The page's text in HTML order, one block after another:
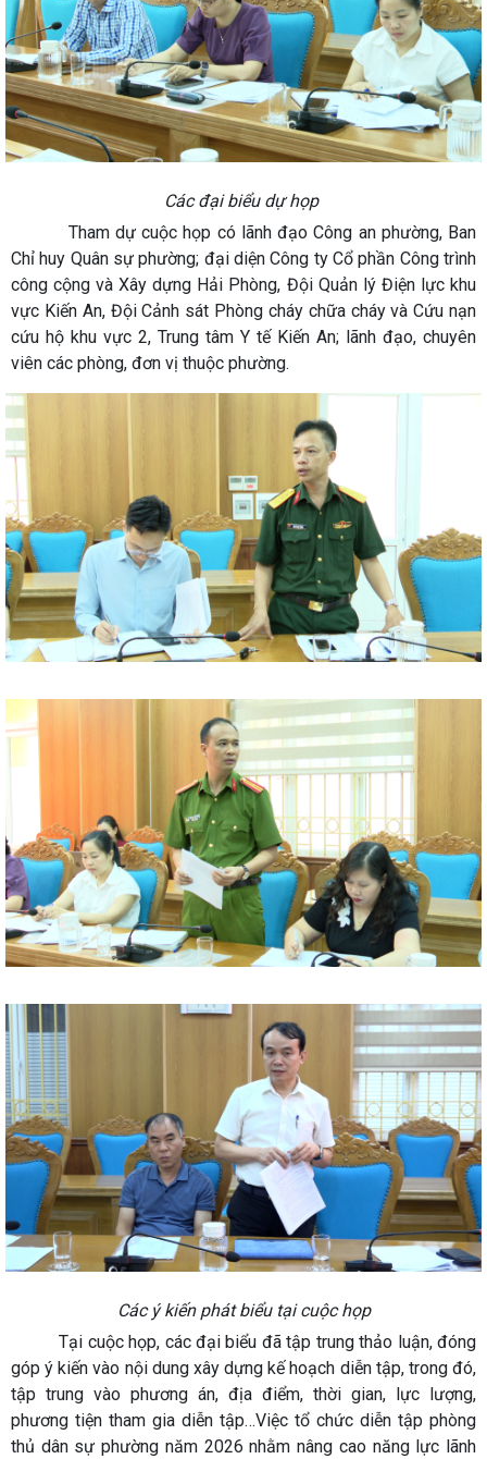
Các đại biểu dự họp
Tham dự cuộc họp có lãnh đạo Công an phường, Ban
Chỉ huy Quân sự phường; đại diện Công ty Cổ phần Công trình
công cộng và Xây dựng Hải Phòng, Đội Quản lý Điện lực khu
vực Kiến An, Đội Cảnh sát Phòng cháy chữa cháy và Cứu nạn
cứu hộ khu vực 2, Trung tâm Y tế Kiến An; lãnh đạo, chuyên
viên các phòng, đơn vị thuộc phường.
Các ý kiến phát biểu tại cuộc họp
Tại cuộc họp, các đại biểu đã tập trung thảo luận, đóng
góp ý kiến vào nội dung xây dựng kế hoạch diễn tập, trong đó,
tập trung vào phương án, địa điểm, thời gian, lực lượng,
phương tiện tham gia diễn tập…Việc tổ chức diễn tập phòng
thủ dân sự phường năm 2026 nhằm nâng cao năng lực lãnh